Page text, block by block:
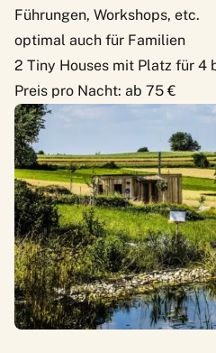
Führungen, Workshops, etc.
optimal auch für Familien
2 Tiny Houses mit Platz für 4
Preis pro Nacht: ab 75 €